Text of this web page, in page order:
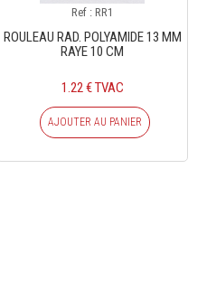
Ref : RR1
ROULEAU RAD. POLYAMIDE 13 MM
RAYE 10 CM
1.22 € TVAC
AJOUTER AU PANIER